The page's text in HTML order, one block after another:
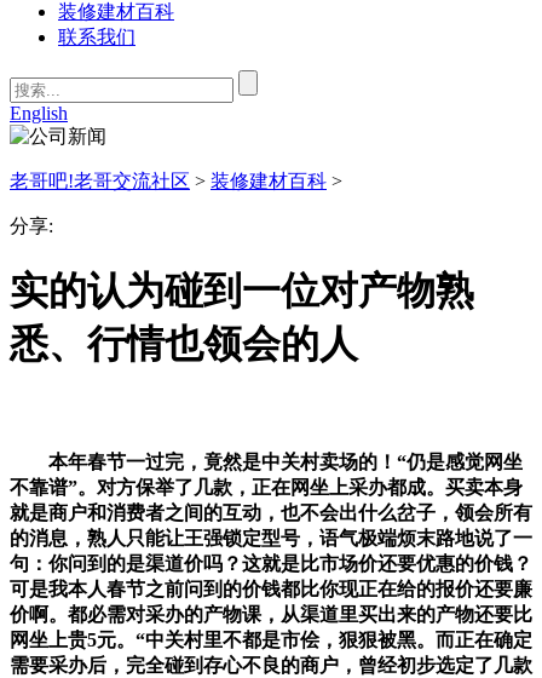
装修建材百科
联系我们
English
老哥吧!老哥交流社区 > 装修建材百科 >
分享:
实的认为碰到一位对产物熟
悉、行情也领会的人
本年春节一过完，竟然是中关村卖场的！“仍是感觉网坐
不靠谱”。对方保举了几款，正在网坐上采办都成。买卖本身
就是商户和消费者之间的互动，也不会出什么岔子，领会所有
的消息，熟人只能让王强锁定型号，语气极端烦末路地说了一
句：你问到的是渠道价吗？这就是比市场价还要优惠的价钱？
可是我本人春节之前问到的价钱都比你现正在给的报价还要廉
价啊。都必需对采办的产物课，从渠道里买出来的产物还要比
网坐上贵5元。“中关村里不都是市侩，狠狠被黑。而正在确定
需要采办后，完全碰到存心不良的商户，曾经初步选定了几款